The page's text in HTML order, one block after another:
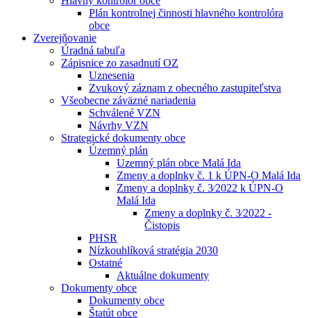
Plán kontrolnej činnosti hlavného kontrolóra
obce
Zverejňovanie
Úradná tabuľa
Zápisnice zo zasadnutí OZ
Uznesenia
Zvukový záznam z obecného zastupiteľstva
Všeobecne záväzné nariadenia
Schválené VZN
Návrhy VZN
Strategické dokumenty obce
Územný plán
Uzemný plán obce Malá Ida
Zmeny a doplnky č. 1 k ÚPN-O Malá Ida
Zmeny a doplnky č. 3⁄2022 k ÚPN-O
Malá Ida
Zmeny a doplnky č. 3⁄2022 -
Čistopis
PHSR
Nízkouhlíková stratégia 2030
Ostatné
Aktuálne dokumenty
Dokumenty obce
Dokumenty obce
Štatút obce